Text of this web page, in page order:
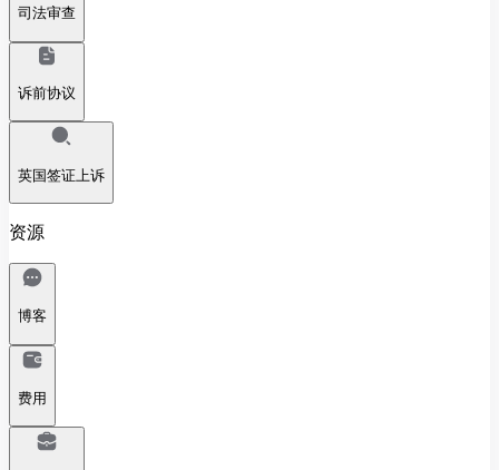
司法审查
诉前协议
英国签证上诉
资源
博客
费用